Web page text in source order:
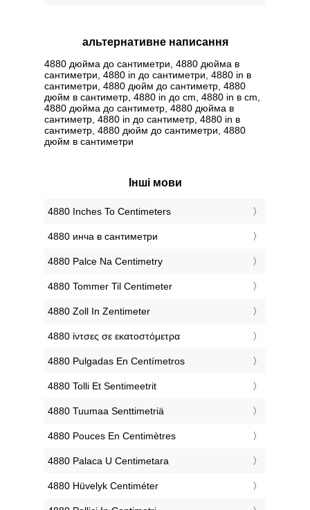
альтернативне написання
4880 дюйма до сантиметри, 4880 дюйма в
сантиметри, 4880 in до сантиметри, 4880 in в
сантиметри, 4880 дюйм до сантиметр, 4880
дюйм в сантиметр, 4880 in до cm, 4880 in в cm,
4880 дюйма до сантиметр, 4880 дюйма в
сантиметр, 4880 in до сантиметр, 4880 in в
сантиметр, 4880 дюйм до сантиметри, 4880
дюйм в сантиметри
Інші мови
‎4880 Inches To Centimeters
‎4880 инча в сантиметри
‎4880 Palce Na Centimetry
‎4880 Tommer Til Centimeter
‎4880 Zoll In Zentimeter
‎4880 ίντσες σε εκατοστόμετρα
‎4880 Pulgadas En Centímetros
‎4880 Tolli Et Sentimeetrit
‎4880 Tuumaa Senttimetriä
‎4880 Pouces En Centimètres
‎4880 Palaca U Centimetara
‎4880 Hüvelyk Centiméter